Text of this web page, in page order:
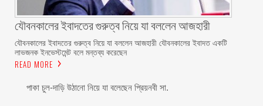
যৌবনকালের ইবাদতের গুরুত্ব নিয়ে যা বললেন আজহারী
যৌবনকালের ইবাদতের গুরুত্ব নিয়ে যা বললেন আজহারী যৌবনকালের ইবাদত একটি
লাভজনক ইনভেস্টমেন্ট বলে মন্তব্য করেছেন
READ MORE
পাকা চুল-দাড়ি উঠানো নিয়ে যা বলেছেন প্রিয়নবী সা.